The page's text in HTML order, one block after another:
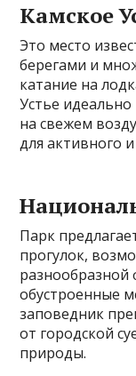
Камское
Это место
берегами и
катание на
Устье
на свежем
для активного
Парк
прогулок,
разнообразной
обустроенные
заповедник
от городской
природы.